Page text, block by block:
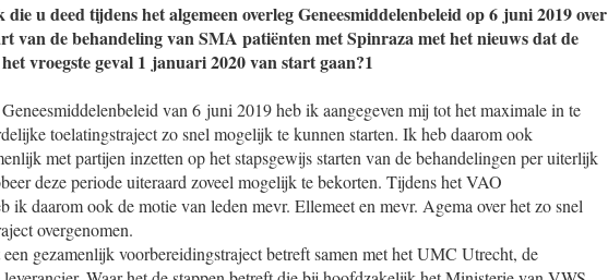
u deed tijdens het algemeen overleg Geneesmiddelenbeleid op 6 juni 2019 over
van de behandeling van SMA patiënten met Spinraza met het nieuws dat de
vroegste geval 1 januari 2020 van start gaan?1
van 6 juni 2019 heb ik aangegeven mij tot het maximale in te
toelatingstraject zo snel mogelijk te kunnen starten. Ik heb daarom ook
met partijen inzetten op het stapsgewijs starten van de behandelingen per uiterlijk
deze periode uiteraard zoveel mogelijk te bekorten. Tijdens het VAO
ik daarom ook de motie van leden mevr. Ellemeet en mevr. Agema over het zo snel
overgenomen.
gezamenlijk voorbereidingstraject betreft samen met het UMC Utrecht, de